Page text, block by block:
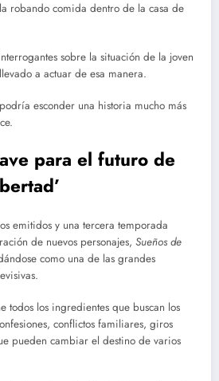
robando comida dentro de la casa de
sobre la situación de la joven
a actuar de esa manera.
esconder una historia mucho más
para el futuro de
emitidos y una tercera temporada
de nuevos personajes, Sueños de
como una de las grandes
todos los ingredientes que buscan los
conflictos familiares, giros
pueden cambiar el destino de varios